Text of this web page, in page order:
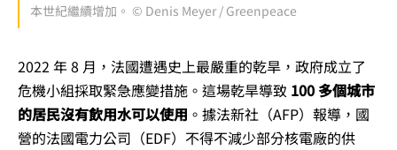
本世紀繼續增加。 © Denis Meyer / Greenpeace
2022 年 8 月，法國遭遇史上最嚴重的乾旱，政府成立了
危機小組採取緊急應變措施。這場乾旱導致 100 多個城市
的居民沒有飲用水可以使用 。據法新社（AFP）報導，國
營的法國電力公司（EDF）不得不減少部分核電廠的供